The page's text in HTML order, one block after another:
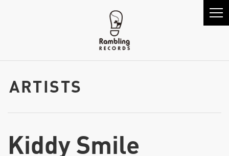
ARTISTS
Kiddy Smile